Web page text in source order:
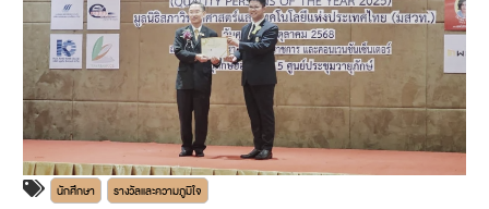
นักศึกษา รางวัลและความภูมิใจ